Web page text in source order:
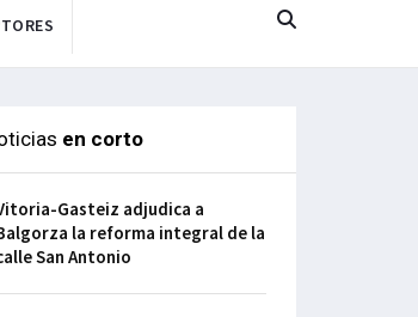
en corto
Gasteiz adjudica a
la reforma integral de la
San Antonio